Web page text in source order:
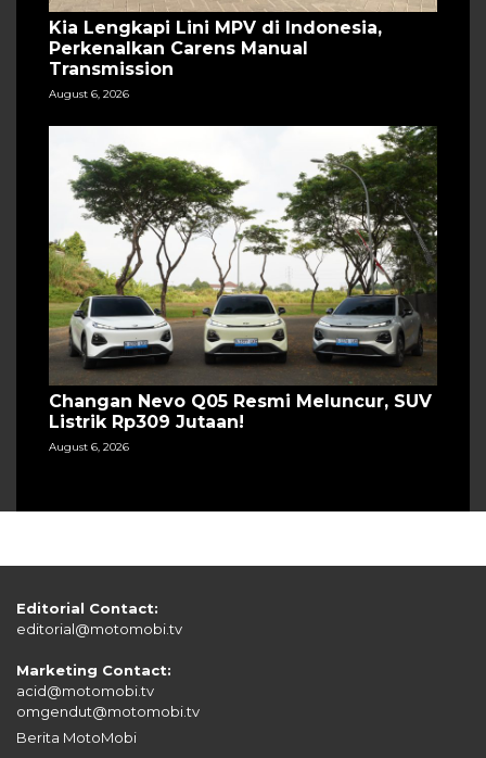
Kia Lengkapi Lini MPV di Indonesia,
Perkenalkan Carens Manual
Transmission
August 6, 2026
Changan Nevo Q05 Resmi Meluncur, SUV
Listrik Rp309 Jutaan!
August 6, 2026
Editorial Contact:
editorial@motomobi.tv
Marketing Contact:
acid@motomobi.tv
omgendut@motomobi.tv
Berita MotoMobi